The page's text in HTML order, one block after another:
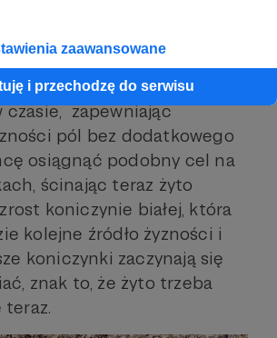
zaawansowane
i przechodzę do serwisu
genialny system bazował na
zapewniając
pól bez dodatkowego
osiągnąć podobny cel na
ścinając teraz żyto
koniczynie białej, która
kolejne źródło żyzności i
koniczynki zaczynają się
znak to, że żyto trzeba
teraz.